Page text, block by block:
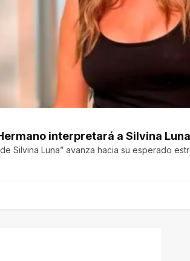
interpretará a Silvina
Silvina Luna” avanza hacia su esperado